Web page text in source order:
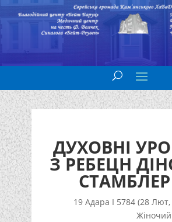
ДУХОВНІ
З РЕБЕЦН
СТАМБЛЕР
19 Адара I 5784 (28 Лют,